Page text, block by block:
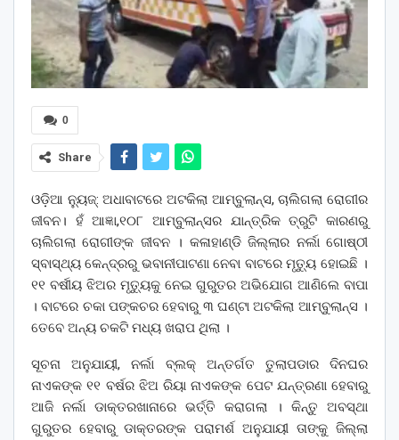
0
Share
ଓଡ଼ିଆ ନ୍ୟୁଜ୍: ଅଧାବାଟରେ ଅଟକିଲା ଆମ୍ବୁଲାନ୍ସ, ଚାଲିଗଲା ରୋଗୀର
ଜୀବନ। ହଁ ଆଜ୍ଞା,୧୦୮ ଆମ୍ବୁଲାନ୍ସର ଯାନ୍ତ୍ରିକ ତ୍ରୁଟି କାରଣରୁ
ଚାଲିଗଲା ରୋଗୀଙ୍କ ଜୀବନ । କଳାହାଣ୍ଡି ଜିଲ୍ଲାର ନର୍ଲା ଗୋଷ୍ଠୀ
ସ୍ବାସ୍ଥ୍ୟ କେନ୍ଦ୍ରରୁ ଭବାନୀପାଟଣା ନେବା ବାଟରେ ମୃତ୍ୟୁ ହୋଇଛି ।
୧୧ ବର୍ଷୀୟ ଝିଅର ମୃତ୍ୟୁକୁ ନେଇ ଗୁରୁତର ଅଭିଯୋଗ ଆଣିଲେ ବାପା
। ବାଟରେ ଚକା ପଙ୍କଚର ହେବାରୁ ୩ ଘଣ୍ଟା ଅଟକିଲା ଆମ୍ବୁଲାନ୍ସ ।
ତେବେ ଅନ୍ୟ ଚକଟି ମଧ୍ୟ ଖରାପ ଥିଲା ।
ସୂଚନା ଅନୁଯାୟୀ, ନର୍ଲା ବ୍ଲକ୍ ଅନ୍ତର୍ଗତ ତୁଲାପଡାର ଦିନଘର
ନାଏକଙ୍କ ୧୧ ବର୍ଷର ଝିଅ ରିୟା ନାଏକଙ୍କ ପେଟ ଯନ୍ତ୍ରଣା ହେବାରୁ
ଆଜି ନର୍ଲା ଡାକ୍ତରଖାନାରେ ଭର୍ତ୍ତି କରାଗଲା । କିନ୍ତୁ ଅବସ୍ଥା
ଗୁରୁତର ହେବାରୁ ଡାକ୍ତରଙ୍କ ପରାମର୍ଶ ଅନୁଯାୟୀ ତାଙ୍କୁ ଜିଲ୍ଲା